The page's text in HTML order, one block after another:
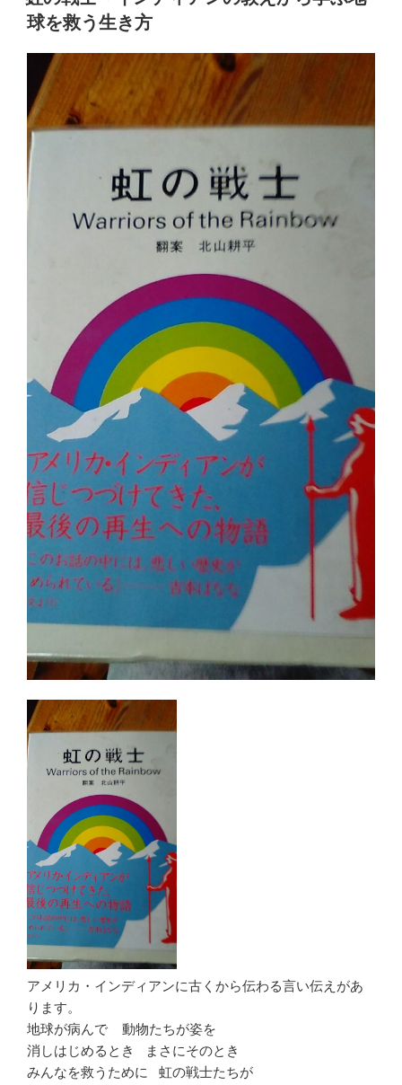
日:
球を救う生き方
アメリカ・インディアンに古くから伝わる言い伝えがあ
ります。
地球が病んで 動物たちが姿を
消しはじめるとき まさにそのとき
みんなを救うために 虹の戦士たちが